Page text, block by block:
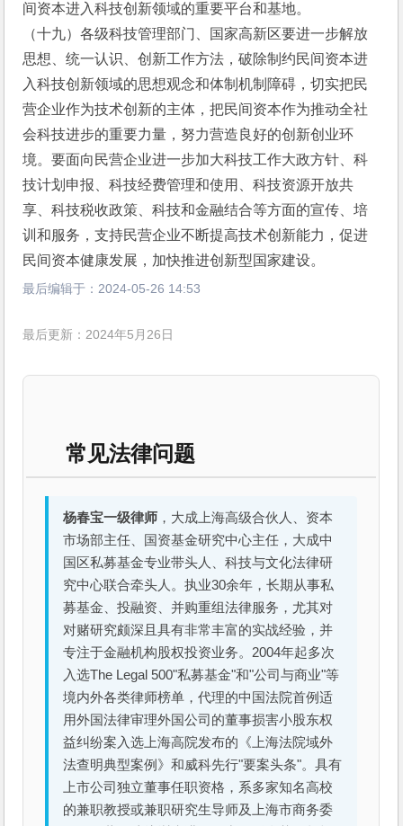
间资本进入科技创新领域的重要平台和基地。
（十九）各级科技管理部门、国家高新区要进一步解放
思想、统一认识、创新工作方法，破除制约民间资本进
入科技创新领域的思想观念和体制机制障碍，切实把民
营企业作为技术创新的主体，把民间资本作为推动全社
会科技进步的重要力量，努力营造良好的创新创业环
境。要面向民营企业进一步加大科技工作大政方针、科
技计划申报、科技经费管理和使用、科技资源开放共
享、科技税收政策、科技和金融结合等方面的宣传、培
训和服务，支持民营企业不断提高技术创新能力，促进
民间资本健康发展，加快推进创新型国家建设。
最后编辑于： 2024-05-26 14:53
最后更新：2024年5月26日
常见法律问题
杨春宝一级律师 ，大成上海高级合伙人、资本
市场部主任、国资基金研究中心主任，大成中
国区私募基金专业带头人、科技与文化法律研
究中心联合牵头人。执业30余年，长期从事私
募基金、投融资、并购重组法律服务，尤其对
对赌研究颇深且具有非常丰富的实战经验，并
专注于金融机构股权投资业务。2004年起多次
入选The Legal 500"私募基金"和"公司与商业"等
境内外各类律师榜单，代理的中国法院首例适
用外国法律审理外国公司的董事损害小股东权
益纠纷案入选上海高院发布的《上海法院域外
法查明典型案例》和威科先行"要案头条"。具有
上市公司独立董事任职资格，系多家知名高校
的兼职教授或兼职研究生导师及上海市商务委